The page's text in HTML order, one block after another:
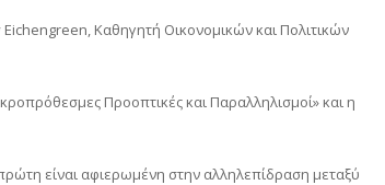
Καθηγητή Οικονομικών και Πολιτικών
Προοπτικές και Παραλληλισμοί» και η
είναι αφιερωμένη στην αλληλεπίδραση μεταξύ